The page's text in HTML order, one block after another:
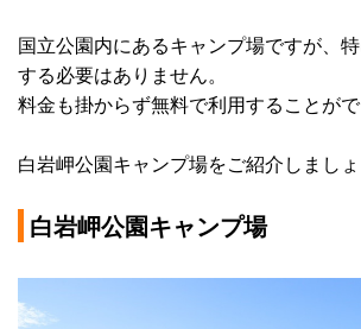
国立公園内にあるキャンプ場ですが、
する必要はありません。
料金も掛からず無料で利用することがで
白岩岬公園キャンプ場をご紹介しましょ
白岩岬公園キャンプ場